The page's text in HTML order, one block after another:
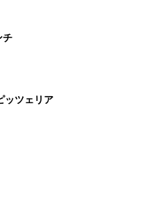
チ
ッツェリア